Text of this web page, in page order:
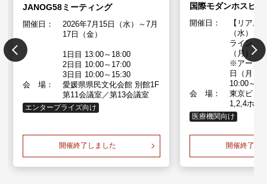
JANOG58ミーティング
開催日：
2026年7月15日（水）～7月
17日（金）
1日目 13:00～18:00
2日目 10:00～17:00
3日目 10:00～15:30
会 場：
愛媛県県民文化会館 別館1F
第11会議室／第13会議室
エンタープライズ向け
開催終了しました
国際モダンホスピ
開催日：
【リア
（水）～
ライン】
（月）
※アーカ
日（月）
10:00～
会 場：
東京ビッ
1,2,4ホー
医療機関向け
開催終了し